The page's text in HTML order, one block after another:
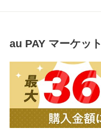
au PAY マーケット